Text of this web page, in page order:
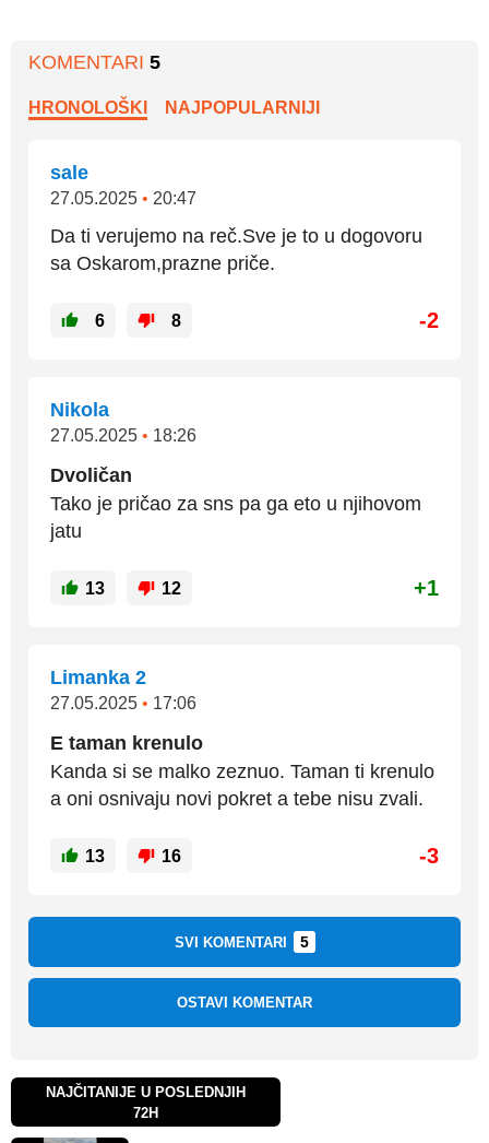
KOMENTARI 5
HRONOLOŠKI NAJPOPULARNIJI
sale
27.05.2025 • 20:47
Da ti verujemo na reč.Sve je to u dogovoru
sa Oskarom,prazne priče.
6 8 -2
Nikola
27.05.2025 • 18:26
Dvoličan
Tako je pričao za sns pa ga eto u njihovom
jatu
13 12 +1
Limanka 2
27.05.2025 • 17:06
E taman krenulo
Kanda si se malko zeznuo. Taman ti krenulo
a oni osnivaju novi pokret a tebe nisu zvali.
13 16 -3
SVI KOMENTARI 5
OSTAVI KOMENTAR
NAJČITANIJE U POSLEDNJIH
72H